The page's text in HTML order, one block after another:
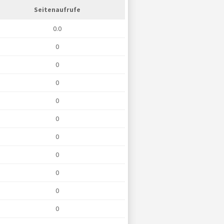
Seitenaufrufe
0.0
0
0
0
0
0
0
0
0
0
0